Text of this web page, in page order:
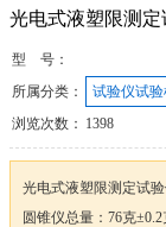
光电式液塑限测定
型 号：
所属分类：
试验仪试
浏览次数： 1398
光电式液塑限测定试
圆锥仪总量：76克